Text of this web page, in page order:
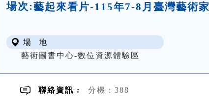
場次:藝起來看片-115年7-8月臺灣藝術
場 地
藝術圖書中心-數位資源體驗區
聯絡資訊 : 分機：388